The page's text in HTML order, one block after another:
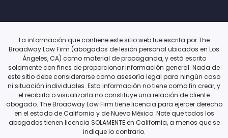
La información que contiene este sitio web fue escrita por The
Broadway Law Firm (abogados de lesión personal ubicados en Los
Ángeles, CA) como material de propaganda, y está escrito
solamente con fines de proporcionar información general. Nada de
este sitio debe considerarse como asesoría legal para ningún caso
ni situación individuales. Esta información no tiene como fin crear, y
el recibirla o visualizarla no constituye una relación de cliente
abogado. The Broadway Law Firm tiene licencia para ejercer derecho
en el estado de California y de Nuevo México. Note que todos los
abogados tienen licencia SOLAMENTE en California, a menos que se
indique lo contrario.